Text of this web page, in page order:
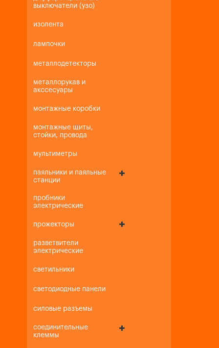
выключатели (узо)
изолента
лампочки
металлодетекторы
металлорукав и
акссесуары
монтажные коробки
монтажные щиты,
стойки, провода
мультиметры
паяльники и паяльные
станции
пробники
электрические
прожекторы
разветвители
электрические
светильники
светодиодные панели
силовые разъемы
соединительные
клеммы